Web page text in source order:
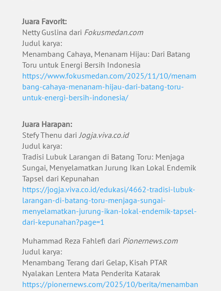
Juara Favorit:
Netty Guslina dari Fokusmedan.com
Judul karya:
Menambang Cahaya, Menanam Hijau: Dari Batang
Toru untuk Energi Bersih Indonesia
https://www.fokusmedan.com/2025/11/10/menam
bang-cahaya-menanam-hijau-dari-batang-toru-
untuk-energi-bersih-indonesia/
Juara Harapan:
Stefy Thenu dari Jogja.viva.co.id
Judul karya:
Tradisi Lubuk Larangan di Batang Toru: Menjaga
Sungai, Menyelamatkan Jurung Ikan Lokal Endemik
Tapsel dari Kepunahan
https://jogja.viva.co.id/edukasi/4662-tradisi-lubuk-
larangan-di-batang-toru-menjaga-sungai-
menyelamatkan-jurung-ikan-lokal-endemik-tapsel-
dari-kepunahan?page=1
Muhammad Reza Fahlefi dari Pionernews.com
Judul karya:
Menambang Terang dari Gelap, Kisah PTAR
Nyalakan Lentera Mata Penderita Katarak
https://pionernews.com/2025/10/berita/menamban